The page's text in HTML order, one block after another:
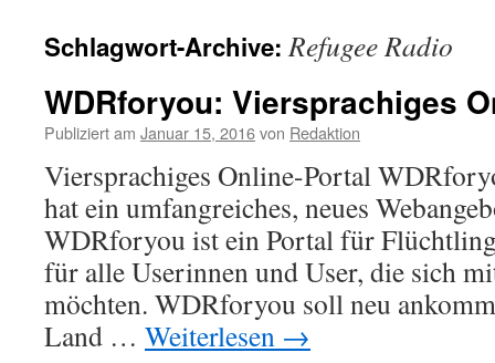
Schlagwort-Archive:Refugee Radio
WDRforyou: Viersprachiges
Publiziert am Januar 15, 2016von Redaktion
Viersprachiges Online-Portal
hat ein umfangreiches, neues
WDRforyou ist ein Portal für
für alle Userinnen und User, die sich
möchten. WDRforyou soll neu
Land … Weiterlesen →